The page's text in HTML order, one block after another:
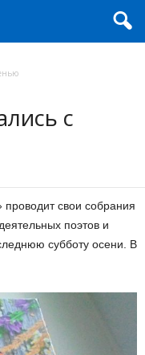
с
свои собрания
поэтов и
субботу осени. В